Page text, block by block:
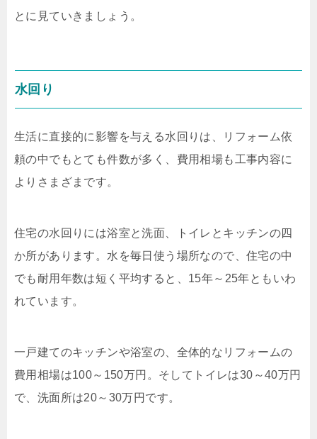
とに見ていきましょう。
水回り
生活に直接的に影響を与える水回りは、リフォーム依
頼の中でもとても件数が多く、費用相場も工事内容に
よりさまざまです。
住宅の水回りには浴室と洗面、トイレとキッチンの四
か所があります。水を毎日使う場所なので、住宅の中
でも耐用年数は短く平均すると、 15年～ 25年ともいわ
れています。
一戸建てのキッチンや浴室の、全体的なリフォームの
費用相場は100～ 150万円。そしてトイレは30 ～40万円
で、洗面所は20～ 30万円です。